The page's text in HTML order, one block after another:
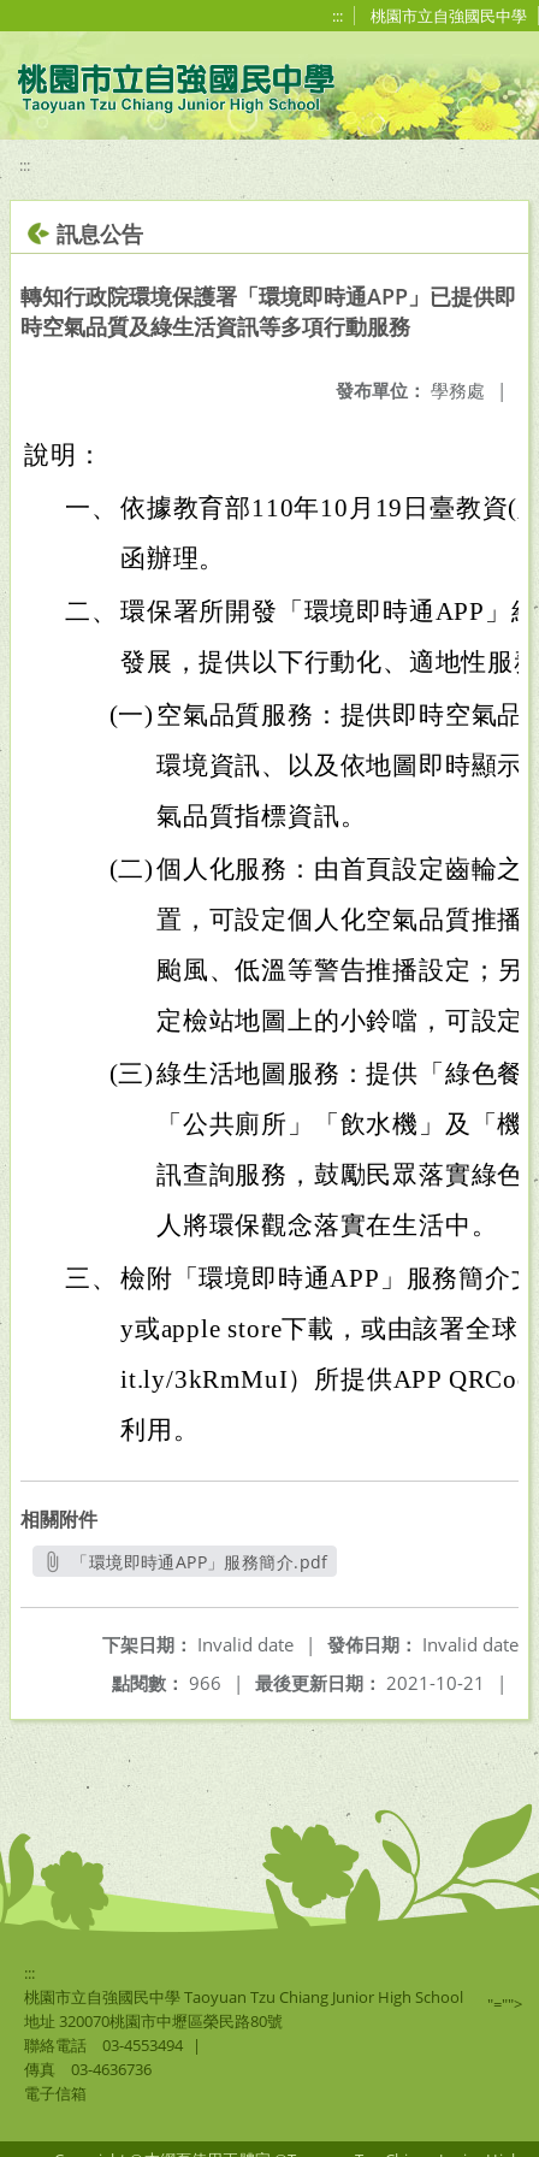
::: 桃園市立自強國民中學
:::
訊息公告
轉知行政院環境保護署「環境即時通APP」已提供即
時空氣品質及綠生活資訊等多項行動服務
發布單位： 學務處 |
說明：
一、 依據教育部110年10月19日臺教資(
函辦理。
二、 環保署所開發「環境即時通APP」
發展，提供以下行動化、適地性服
(一) 空氣品質服務：提供即時空氣品
環境資訊、以及依地圖即時顯示
氣品質指標資訊。
(二)個人化服務：由首頁設定齒輪之
置，可設定個人化空氣品質推播
颱風、低溫等警告推播設定；另
定檢站地圖上的小鈴噹，可設定
(三)綠生活地圖服務：提供「綠色餐
「公共廁所」「飲水機」及「
訊查詢服務，鼓勵民眾落實綠色
人將環保觀念落實在生活中。
三、 檢附「環境即時通APP」服務簡介
y或apple store下載，或由該署全球
it.ly/3kRmMuI）所提供APP
利用。
相關附件
「環境即時通APP」服務簡介.pdf
發佈日期： Invalid date
下架日期： Invalid date
|
最後更新日期： 2021-10-21 |
點閱數： 966 |
:::
桃園市立自強國民中學 Taoyuan Tzu Chiang Junior High School
地址 320070桃園市中壢區榮民路80號
聯絡電話
03-4553494
|
傳真
03-4636736
電子信箱
"="">